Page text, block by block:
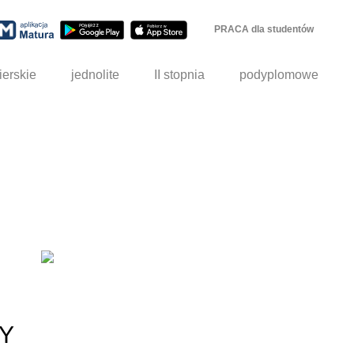
PRACA dla studentów
jednolite II stopnia podyplomowe